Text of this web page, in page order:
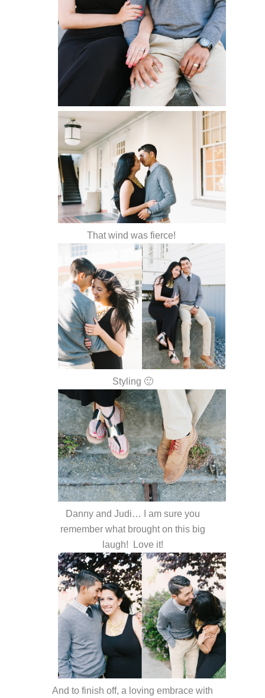
That wind was fierce!
Styling 🙂
Danny and Judi… I am sure you
remember what brought on this big
laugh! Love it!
And to finish off, a loving embrace with